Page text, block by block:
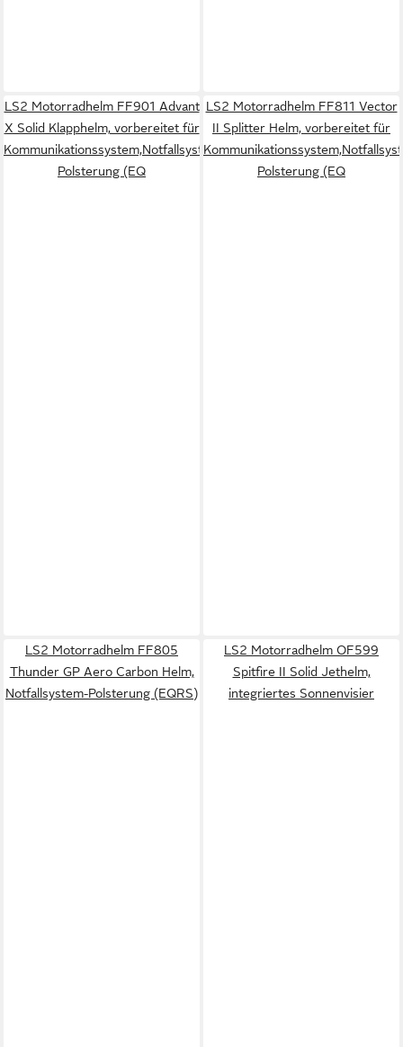
LS2 Motorradhelm FF901 Advant
X Solid Klapphelm, vorbereitet für
Kommunikationssystem,Notfallsystem-
Polsterung (EQ
LS2 Motorradhelm FF811 Vector
II Splitter Helm, vorbereitet für
Polsterung (EQ
LS2 Motorradhelm FF805
Thunder GP Aero Carbon Helm,
Notfallsystem-Polsterung (EQRS)
LS2 Motorradhelm OF599
Spitfire II Solid Jethelm,
integriertes Sonnenvisier